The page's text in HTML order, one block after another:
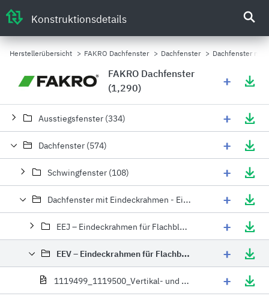
Konstruktionsdetails
Herstellerübersicht > FAKRO Dachfenster > Dachfenster > Dachfenster mit
FAKRO Dachfenster
(1,290)
+
Ausstiegsfenster (334) +
Dachfenster (574) +
Schwingfenster (108) +
Dachfenster mit Eindeckrahmen - Einbaudetails (290) +
EEJ – Eindeckrahmen für Flachblech (1) +
EEV – Eindeckrahmen für Flachblech (13) +
1119499_1119500_Vertikal- und Horizontalschnitt_ FTP-V U3, FTU-V U3 Dachfenster mit EEV Eindeckrahmen f_r flache, d_nne Eindeckmaterialien - Detail +